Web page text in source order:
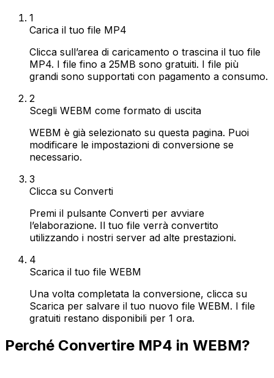
1
Carica il tuo file MP4
Clicca sull’area di caricamento o trascina il tuo file
MP4. I file fino a 25MB sono gratuiti. I file più
grandi sono supportati con pagamento a consumo.
2
Scegli WEBM come formato di uscita
WEBM è già selezionato su questa pagina. Puoi
modificare le impostazioni di conversione se
necessario.
3
Clicca su Converti
Premi il pulsante Converti per avviare
l’elaborazione. Il tuo file verrà convertito
utilizzando i nostri server ad alte prestazioni.
4
Scarica il tuo file WEBM
Una volta completata la conversione, clicca su
Scarica per salvare il tuo nuovo file WEBM. I file
gratuiti restano disponibili per 1 ora.
Perché Convertire MP4 in WEBM?